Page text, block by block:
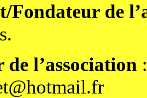
Fondateur de
de l’association